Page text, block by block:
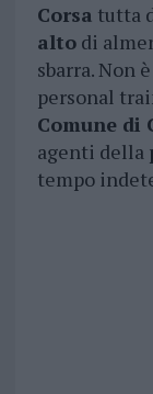
Corsa tutta
altodi
sbarra. Non
personal
Comune di
agenti della
tempo